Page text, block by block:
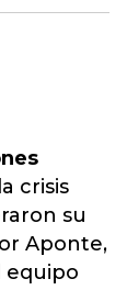
crisis
su
Aponte,
equipo